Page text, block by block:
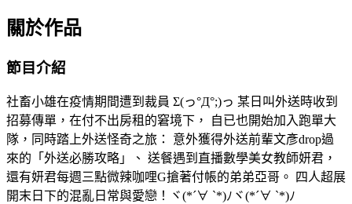
關於作品
節目介紹
社畜小雄在疫情期間遭到裁員 Σ(っ°Д°;)っ 某日叫外送時收到
招募傳單，在付不出房租的窘境下， 自已也開始加入跑單大
隊，同時踏上外送怪奇之旅： 意外獲得外送前輩文彥drop過
來的「外送必勝攻略」、 送餐遇到直播數學美女教師妍君，
還有妍君每週三點微辣咖哩G搶著付帳的弟弟亞哥。 四人超展
開末日下的混亂日常與愛戀！ヾ(*´∀ ˋ*)ﾉヾ(*´∀ ˋ*)ﾉ